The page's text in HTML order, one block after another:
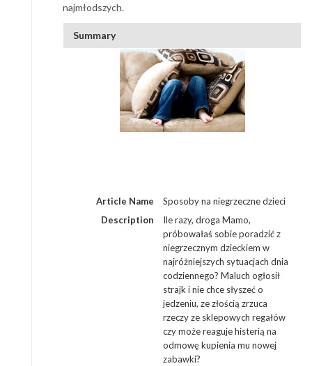
najmłodszych.
Summary
Article Name
Sposoby na niegrzeczne dzieci
Description
Ile razy, droga Mamo,
próbowałaś sobie poradzić z
niegrzecznym dzieckiem w
najróżniejszych sytuacjach dnia
codziennego? Maluch ogłosił
strajk i nie chce słyszeć o
jedzeniu, ze złością zrzuca
rzeczy ze sklepowych regałów
czy może reaguje histerią na
odmowę kupienia mu nowej
zabawki?